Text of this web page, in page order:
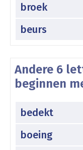
broek
beurs
Andere 6
beginnen
bedekt
boeing